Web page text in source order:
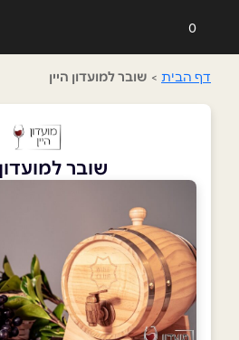
0
דף הבית > שובר למועדון היין
שובר למועדון